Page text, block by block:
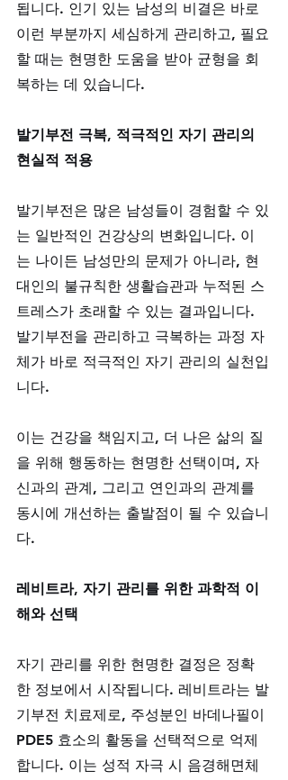
됩니다. 인기 있는 남성의 비결은 바로
이런 부분까지 세심하게 관리하고, 필요
할 때는 현명한 도움을 받아 균형을 회
복하는 데 있습니다.
발기부전 극복, 적극적인 자기 관리의
현실적 적용
발기부전은 많은 남성들이 경험할 수 있
는 일반적인 건강상의 변화입니다. 이
는 나이든 남성만의 문제가 아니라, 현
대인의 불규칙한 생활습관과 누적된 스
트레스가 초래할 수 있는 결과입니다.
발기부전을 관리하고 극복하는 과정 자
체가 바로 적극적인 자기 관리의 실천입
니다.
이는 건강을 책임지고, 더 나은 삶의 질
을 위해 행동하는 현명한 선택이며, 자
신과의 관계, 그리고 연인과의 관계를
동시에 개선하는 출발점이 될 수 있습니
다.
레비트라, 자기 관리를 위한 과학적 이
해와 선택
자기 관리를 위한 현명한 결정은 정확
한 정보에서 시작됩니다. 레비트라는 발
기부전 치료제로, 주성분인 바데나필이
PDE5 효소의 활동을 선택적으로 억제
합니다. 이는 성적 자극 시 음경해면체